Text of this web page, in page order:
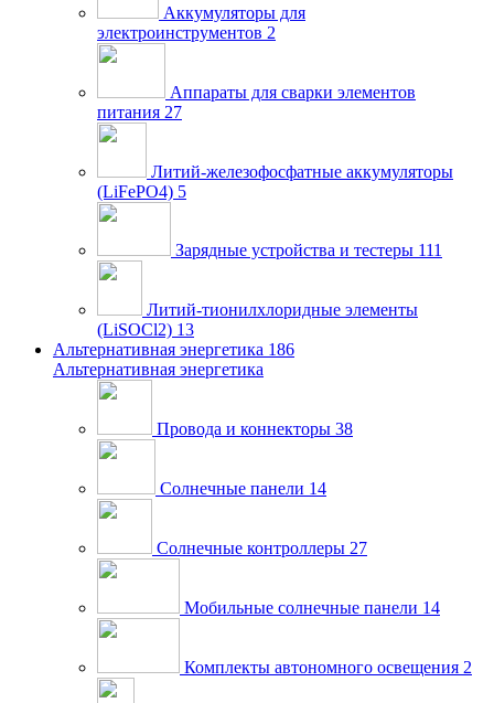
Аккумуляторы для
электроинструментов 2
Аппараты для сварки элементов
питания 27
Литий-железофосфатные аккумуляторы
(LiFePO4) 5
Зарядные устройства и тестеры 111
Литий-тионилхлоридные элементы
(LiSOCl2) 13
Альтернативная энергетика 186
Альтернативная энергетика
Провода и коннекторы 38
Солнечные панели 14
Солнечные контроллеры 27
Мобильные солнечные панели 14
Комплекты автономного освещения 2